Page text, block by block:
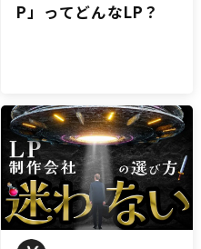
P」ってどんなLP？
LPブログ